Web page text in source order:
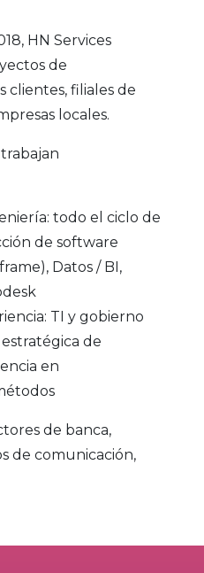
HN Services
de
clientes, filiales de
locales.
todo el ciclo de
de software
Datos / BI,
TI y gobierno
de
en
de banca,
de comunicación,